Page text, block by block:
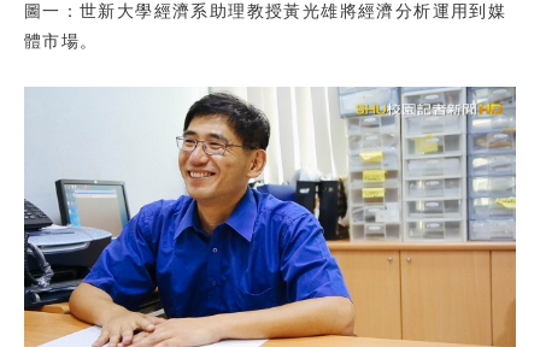
圖一：世新大學經濟系助理教授黃光雄將經濟分析運用到媒
體市場。